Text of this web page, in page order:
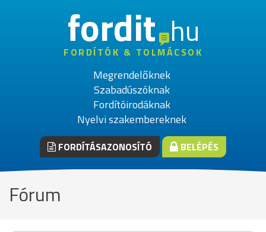
fordithu
FORDÍTÓK & TOLMÁCSOK
Megrendelőknek
Szabadúszóknak
Fordítóirodáknak
Nyelvi szakembereknek
FORDÍTÁSAZONOSÍTÓ BELÉPÉS
Fórum